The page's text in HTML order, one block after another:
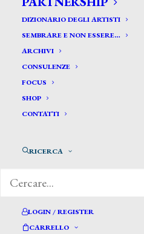
DIZIONARIO DEGLI ARTISTI
SEMBRARE E NON ESSERE…
ARCHIVI
CONSULENZE
FOCUS
SHOP
CONTATTI
RICERCA
LOGIN / REGISTER
CARRELLO
Dubufe Edouard